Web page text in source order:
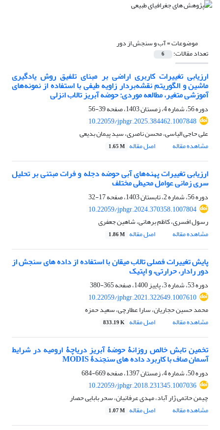
موضوعات =آب و سنجش از دور
تعداد مقالات: 6
ارزیابی تغییرات کاربری اراضی بر مبنای تلفیق روش یادگیری
ماشین و الگوریتم نقشه‌بردار زاویه طیفی با استفاده از نمونه‌های
آموزشی متغیر، مطالعه موردی: حوضه آبریز تالاب انزلی
دوره 56، شماره 4، زمستان 1403، صفحه
39-56
10.22059/jphgr.2025.384462.1007848
علی حاجی الیاسی، محسن ناصری، سید پیمان بدیعی
مشاهده مقاله
اصل مقاله 1.65 M
ارزیابی تغییرات پهنه‌های آبی حوضه دجله و فرات مبتنی بر تحلیل
سری زمانی عوامل محیطی مختلف
دوره 56، شماره 2، تابستان 1403، صفحه
17-32
10.22059/jphgr.2024.370358.1007804
رسول افسری، کاظم برهانی، شاهین جعفری
مشاهده مقاله
اصل مقاله 1.86 M
پایش تغییرات فصلی تالاب میقان با استفاده از داده ‏های سنجش ‏از
‏دور رادار، حرارتی، و اپتیک
دوره 53، شماره 3، پاییز 1400، صفحه
365-380
10.22059/jphgr.2021.322649.1007610
محمد حسین حجاریان، سارا عطارچی، سعید حمزه
مشاهده مقاله
اصل مقاله 833.19 K
تخمین تابش خالص روزانۀ حوضۀ آبریز دریاچۀ ارومیه در شرایط
آسمان صاف با کاربرد داده‏ های سنجندۀ MODIS
دوره 50، شماره 4، زمستان 1397، صفحه
669-684
10.22059/jphgr.2018.231345.1007036
چیمن حاتمی ژار آباد، مهدی عرفانیان، سحر بابایی حصار
مشاهده مقاله
اصل مقاله 1.07 M